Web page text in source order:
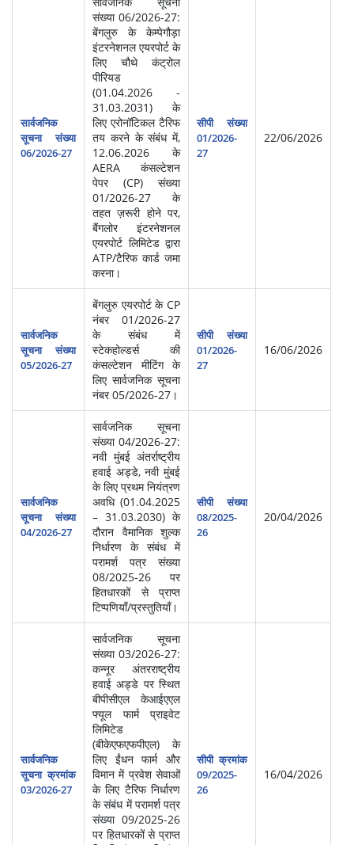
सार्वजनिक
सूचना संख्या
06/2026-27
संख्या 06/2026-27:
बेंगलुरु के केम्पेगौड़ा
इंटरनेशनल एयरपोर्ट के
लिए चौथे कंट्रोल
पीरियड
(01.04.2026 -
31.03.2031) के
लिए एरोनॉटिकल टैरिफ
तय करने के संबंध में,
12.06.2026 के
AERA कंसल्टेशन
पेपर (CP) संख्या
01/2026-27 के
तहत ज़रूरी होने पर,
बैंगलोर इंटरनेशनल
एयरपोर्ट लिमिटेड द्वारा
ATP/टैरिफ कार्ड जमा
करना।
सीपी संख्या
01/2026-
27
22/06/2026
सार्वजनिक
सूचना संख्या
05/2026-27
बेंगलुरु एयरपोर्ट के CP
नंबर 01/2026-27
के संबंध में
स्टेकहोल्डर्स की
कंसल्टेशन मीटिंग के
लिए सार्वजनिक सूचना
नंबर 05/2026-27।
सीपी संख्या
01/2026-
27
16/06/2026
सार्वजनिक
सूचना संख्या
04/2026-27
सार्वजनिक सूचना
संख्या 04/2026-27:
नवी मुंबई अंतर्राष्ट्रीय
हवाई अड्डे, नवी मुंबई
के लिए प्रथम नियंत्रण
अवधि (01.04.2025
– 31.03.2030) के
दौरान वैमानिक शुल्क
निर्धारण के संबंध में
परामर्श पत्र संख्या
08/2025-26 पर
हितधारकों से प्राप्त
टिप्पणियाँ/प्रस्तुतियाँ।
सीपी संख्या
08/2025-
26
20/04/2026
सार्वजनिक
सूचना क्रमांक
03/2026-27
सार्वजनिक सूचना
संख्या 03/2026-27:
कन्नूर अंतरराष्ट्रीय
हवाई अड्डे पर स्थित
बीपीसीएल केआईएएल
फ्यूल फार्म प्राइवेट
लिमिटेड
(बीकेएफएफपीएल) के
लिए ईंधन फार्म और
विमान में प्रवेश सेवाओं
के लिए टैरिफ निर्धारण
के संबंध में परामर्श पत्र
संख्या 09/2025-26
पर हितधारकों से प्राप्त
सीपी क्रमांक
09/2025-
26
16/04/2026